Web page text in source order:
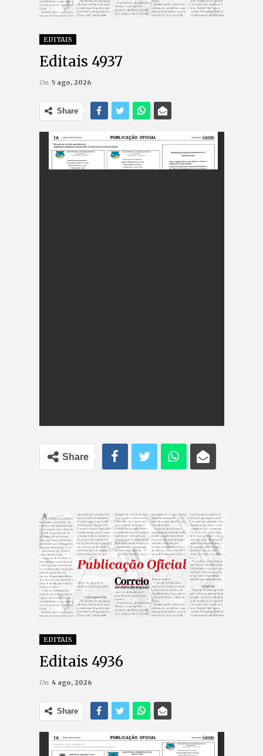
EDITAIS
Editais 4937
On 5 ago, 2026
Share
Share
EDITAIS
Editais 4936
On 4 ago, 2026
Share